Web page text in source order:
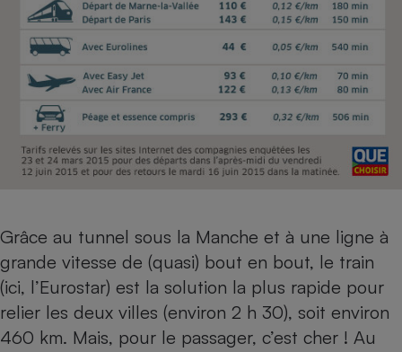
Grâce au tunnel sous la Manche et à une ligne à
grande vitesse de (quasi) bout en bout, le train
(ici, l’Eurostar) est la solution la plus rapide pour
relier les deux villes (environ 2 h 30), soit environ
460 km. Mais, pour le passager, c’est cher ! Au